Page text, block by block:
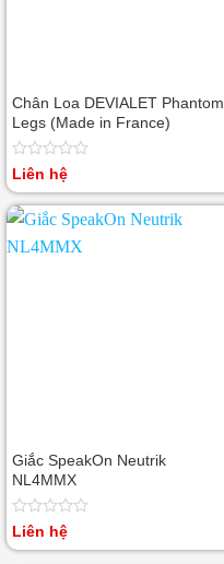
Chân Loa DEVIALET Phantom
Legs (Made in France)
Được
hạng
0
sao
Liên hệ
Giắc SpeakOn Neutrik
NL4MMX
Được
Liên hệ